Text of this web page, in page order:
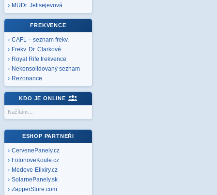
MUDr. Jelisejevová
FREKVENCE
CAFL – seznam frekv.
Frekv. Dr. Clarkové
Royal Rife frekvence
Nekonsolidovaný seznam
Rezonance
KDO JE ONLINE
Načítám…
ESHOP PARTNEŘI
CervenePanely.cz
FotonoveKoule.cz
Medove-Elixiry.cz
SolarnePanely.sk
ZapperStore.com